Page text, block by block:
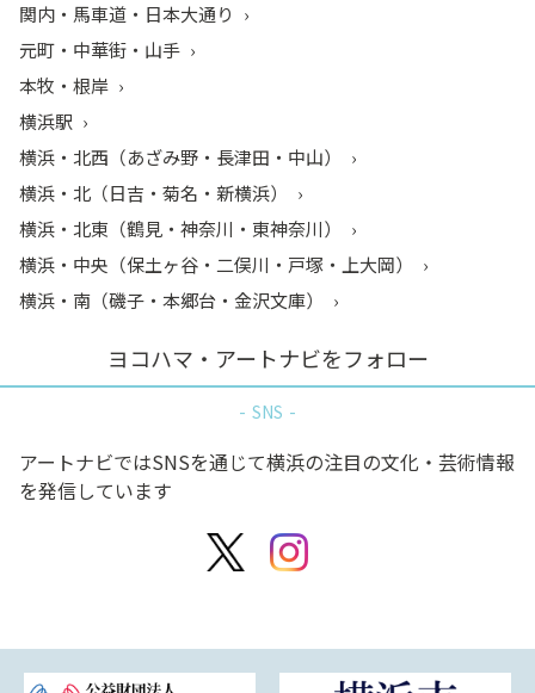
関内・馬車道・日本大通り
元町・中華街・山手
本牧・根岸
横浜駅
横浜・北西（あざみ野・長津田・中山）
横浜・北（日吉・菊名・新横浜）
横浜・北東（鶴見・神奈川・東神奈川）
横浜・中央（保土ヶ谷・二俣川・戸塚・上大岡）
横浜・南（磯子・本郷台・金沢文庫）
ヨコハマ・アートナビをフォロー
SNS
アートナビではSNSを通じて横浜の注目の文化・芸術情報
を発信しています